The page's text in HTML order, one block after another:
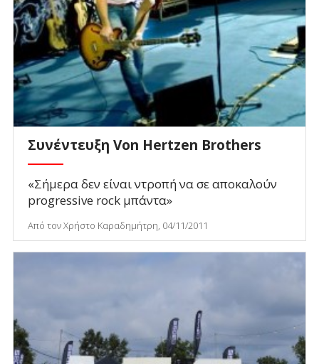
Συνέντευξη Von Hertzen Brothers
«Σήμερα δεν είναι ντροπή να σε αποκαλούν
progressive rock μπάντα»
Από τον Χρήστο Καραδημήτρη, 04/11/2011